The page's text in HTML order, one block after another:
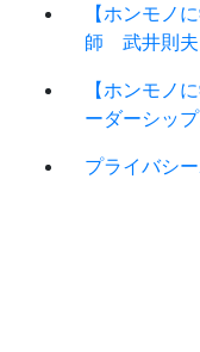
【ホンモノ
師 武井則夫
【ホンモノ
ーダーシッ
プライバシ